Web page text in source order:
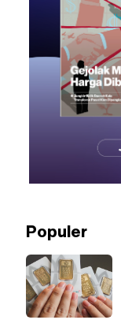
Populer